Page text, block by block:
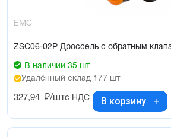
EMC
ZSC06-02P Дроссель с обратным
В наличии 35 шт
Удалённый склад 177 шт
327,94 ₽/штс НДС В корзину